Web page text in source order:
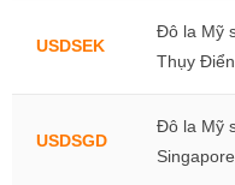
USDSEK
Đô la Mỹ
Thụy Điển
USDSGD
Đô la Mỹ
Singapore